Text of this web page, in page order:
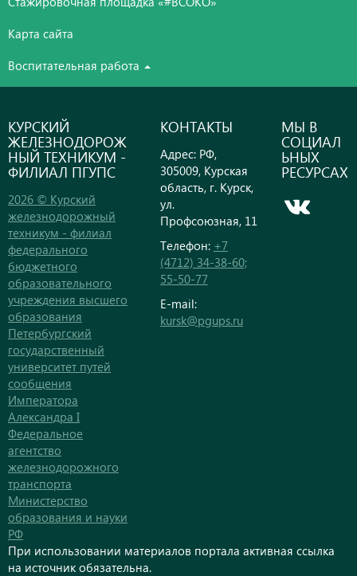
Карта сайта
Воспитательная работа
КУРСКИЙ
ЖЕЛЕЗНОДОРОЖ
НЫЙ ТЕХНИКУМ -
ФИЛИАЛ ПГУПС
2026 © Курский
железнодорожный
техникум - филиал
федерального
бюджетного
образовательного
учреждения высшего
образования
Петербургский
государственный
университет путей
сообщения
Императора
Александра I
Федеральное
агентство
железнодорожного
транспорта
Министерство
образования и науки
РФ
КОНТАКТЫ
Адрес: РФ,
305009, Курская
область, г. Курск,
ул.
Профсоюзная, 11
Телефон: +7
(4712) 34-38-60;
55-50-77
E-mail:
kursk@pgups.ru
МЫ В
СОЦИАЛ
ЬНЫХ
РЕСУРСАХ
При использовании материалов портала активная ссылка
на источник обязательна.